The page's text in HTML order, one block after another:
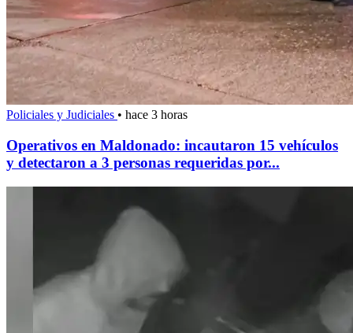
Policiales y Judiciales • hace 3 horas
Operativos en Maldonado: incautaron 15 vehículos
y detectaron a 3 personas requeridas por...